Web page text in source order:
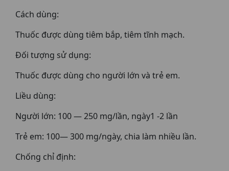
Cách dùng:
Thuốc được dùng tiêm bắp, tiêm tĩnh mạch.
Đối tượng sử dụng:
Thuốc được dùng cho người lớn và trẻ em.
Liều dùng:
Người lớn: 100 — 250 mg/lần, ngày1 -2 lần
Trẻ em: 100— 300 mg/ngày, chia làm nhiều lần.
Chống chỉ định: